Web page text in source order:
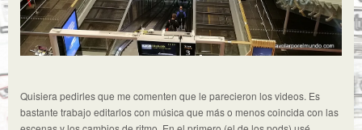
Quisiera pedirles que me comenten que le parecieron los videos. Es
bastante trabajo editarlos con música que más o menos coincida con las